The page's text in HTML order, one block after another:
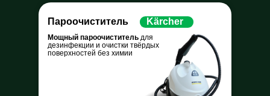
Мощный пароочиститель для
дезинфекции и очистки твёрдых
поверхностей без химии
Пароочиститель Kärcher